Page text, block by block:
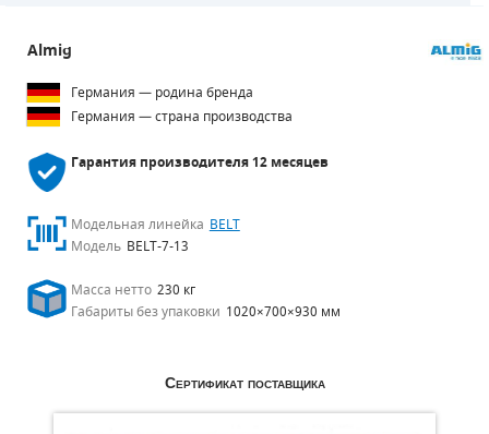
Almig
Германия — родина бренда
Германия — страна производства
Гарантия производителя12 месяцев
Модельная линейка BELT
Модель BELT-7-13
Масса нетто 230 кг
Габариты без упаковки 1020×700×930 мм
Сертификат поставщика
ШЛАНГИ ДЛЯ МОТОПОМП
ДЛЯ ВАКУУМНЫХ НАСОСОВ